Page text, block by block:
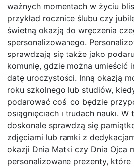
ważnych momentach w życiu
przykład rocznice ślubu czy
świetną okazją do wręczenia
spersonalizowanego.
sprawdzają się także jako
komunię, gdzie można umieścić
datę uroczystości. Inną okazją
roku szkolnego lub studiów,
podarować coś, co będzie
osiągnięciach i trudach nauki. W
doskonale sprawdzą się
zdjęciami lub ramki z
okazji Dnia Matki czy Dnia Ojca
personalizowane prezenty, które